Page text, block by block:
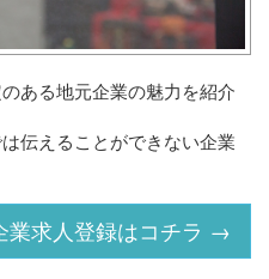
ある地元企業の魅力を紹介
伝えることができない企業
業求人登録はコチラ →